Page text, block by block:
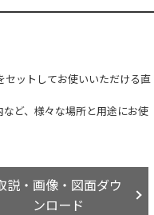
セットしてお使いいただける直
ど、様々な場所と用途にお使
説・画像・図面ダウ
ンロード